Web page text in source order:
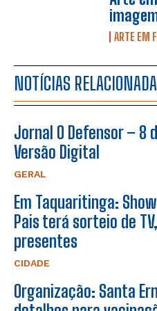
ARTE EM
NOTÍCIAS
Jornal O Defensor – 8
Versão Digital
GERAL
Em Taquaritinga:
Pais terá sorteio de
presentes
CIDADE
Organização: Santa